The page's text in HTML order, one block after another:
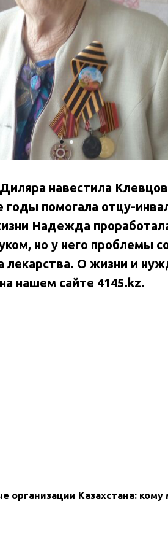
навестила
годы помогала отцу-
Надежда
но у него проблемы
О жизни и
нашем сайте 4145.kz.
организации Казахстана: